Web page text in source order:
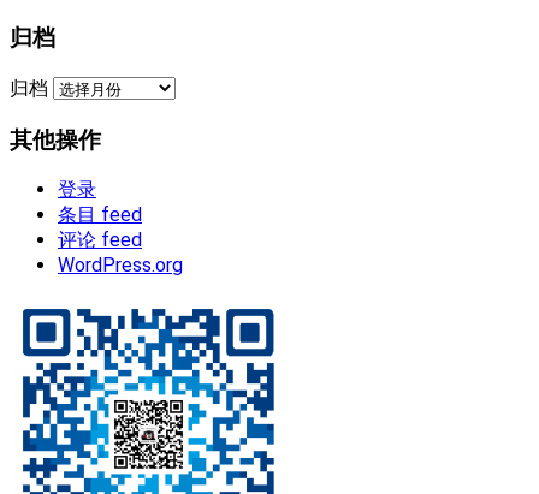
归档
归档
其他操作
登录
条目 feed
评论 feed
WordPress.org